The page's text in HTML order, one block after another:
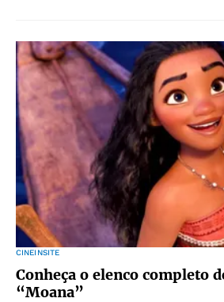
CINEINSITE
Conheça o elenco completo
“Moana”